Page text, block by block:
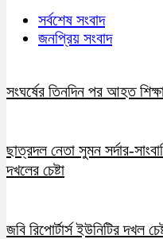
সর্বশেষ সংবাদ
জনপ্রিয় সংবাদ
সংঘর্ষের তিনদিন পর আহত
ছাত্রদল নেতা সুমন সর্দার-
দখলের চেষ্টা
জবি রিপোর্টার্স ইউনিটির দখল